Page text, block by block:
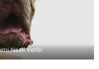
Nasıl Verilir